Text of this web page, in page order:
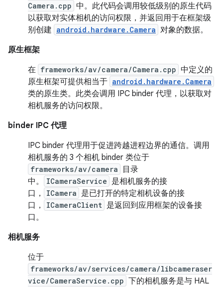
Camera.cpp 中。此代码会调用较低级别的原生代码
以获取对实体相机的访问权限，并返回用于在框架级
别创建 android.hardware.Camera 对象的数据。
原生框架
在 frameworks/av/camera/Camera.cpp 中定义的
原生框架可提供相当于 android.hardware.Camera
类的原生类。此类会调用 IPC binder 代理，以获取对
相机服务的访问权限。
binder IPC 代理
IPC binder 代理用于促进跨越进程边界的通信。调用
相机服务的 3 个相机 binder 类位于
frameworks/av/camera
目录
中。
ICameraService 是相机服务的接
口，
ICamera 是已打开的特定相机设备的接
口，
ICameraClient 是返回到应用框架的设备接
口。
相机服务
位于
frameworks/av/services/camera/libcameraser
vice/CameraService.cpp 下的相机服务是与 HAL